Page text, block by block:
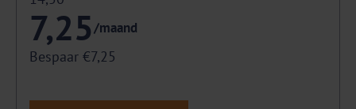
7,25/maand
Bespaar €7,25